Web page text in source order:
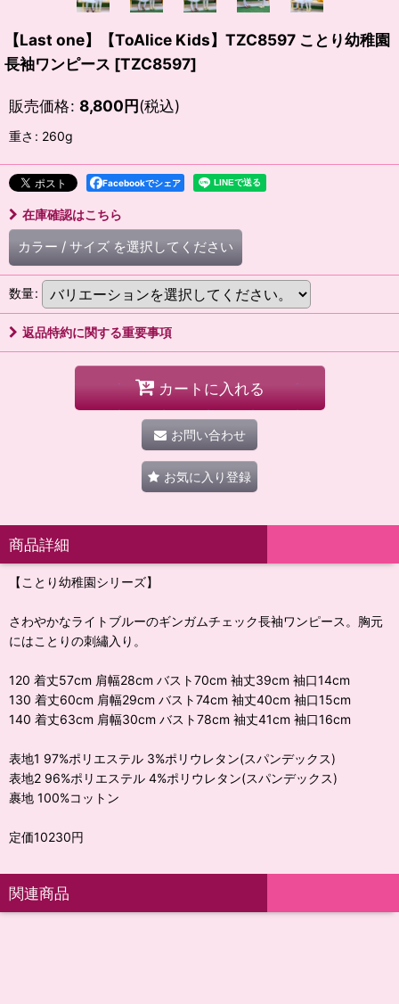
【Last one】【ToAlice Kids】TZC8597 ことり幼稚園
長袖ワンピース [TZC8597]
販売価格: 8,800円(税込)
重さ : 260g
Facebookでシェア
在庫確認はこちら
カラー / サイズ を選択してください
数量:
返品特約に関する重要事項
カートに入れる
お問い合わせ
お気に入り登録
商品詳細
【ことり幼稚園シリーズ】
さわやかなライトブルーのギンガムチェック長袖ワンピース。胸元
にはことりの刺繡入り。
120 着丈57cm 肩幅28cm バスト70cm 袖丈39cm 袖口14cm
130 着丈60cm 肩幅29cm バスト74cm 袖丈40cm 袖口15cm
140 着丈63cm 肩幅30cm バスト78cm 袖丈41cm 袖口16cm
表地1 97%ポリエステル 3%ポリウレタン(スパンデックス)
表地2 96%ポリエステル 4%ポリウレタン(スパンデックス)
裹地 100%コットン
定価10230円
関連商品